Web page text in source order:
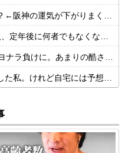
の運気が下がりまくるやろな
年後に何者でもなくなるwww
りの酷さにドン引きするドジャースファン
ちゃんお疲れ!俺もしばらく厄介になるよ」ギャンブル中毒&借金まみれな義父だった!